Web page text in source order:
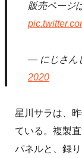
販売ページ
— にじさん
2020
星川サラは、
ている。複製
パネルと、録